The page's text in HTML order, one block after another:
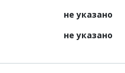
не указано
не указано